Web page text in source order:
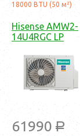
18000 BTU (50 м²)
Hisense AMW2-
14U4RGC LP
61990 a